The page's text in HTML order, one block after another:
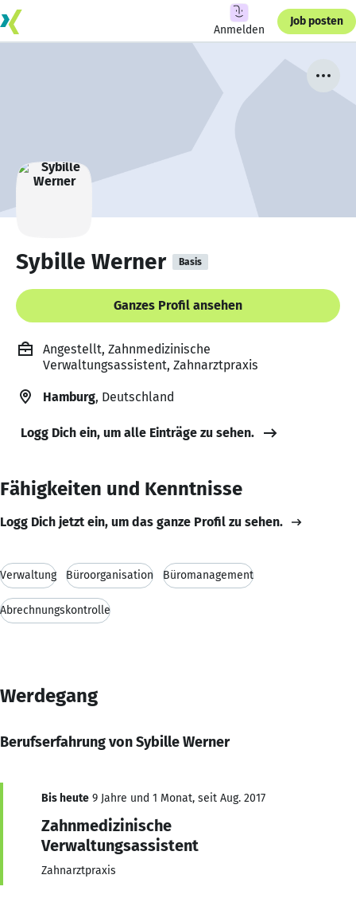
Anmelden
Job posten
Sybille Werner Basis
Ganzes Profil ansehen
Angestellt, Zahnmedizinische
Verwaltungsassistent, Zahnarztpraxis
Hamburg, Deutschland
Logg Dich ein, um alle Einträge zu sehen.
Fähigkeiten und Kenntnisse
Logg Dich jetzt ein, um das ganze Profil zu sehen.
Verwaltung Büroorganisation Büromanagement
Abrechnungskontrolle
Werdegang
Berufserfahrung von Sybille Werner
Bis heute 9 Jahre und 1 Monat, seit Aug. 2017
Zahnmedizinische
Verwaltungsassistent
Zahnarztpraxis